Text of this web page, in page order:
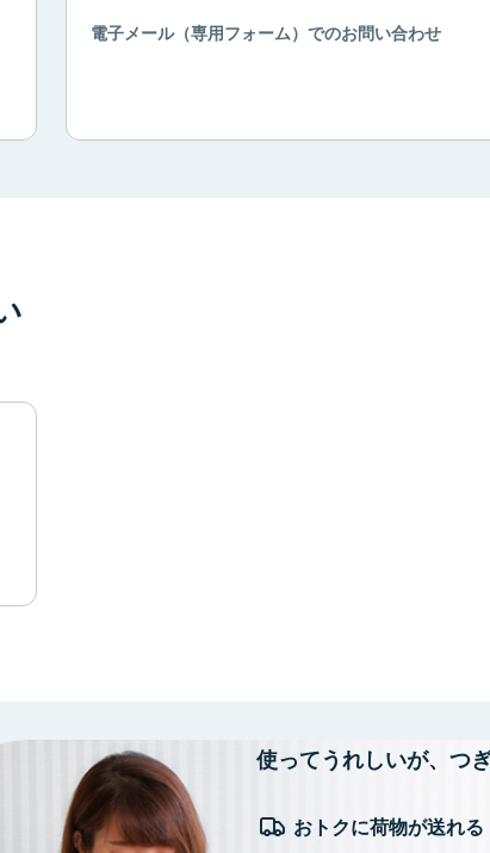
電子メール（専用フォーム）でのお問い合わせ
使ってうれしいが、つ
おトクに荷物が送れる